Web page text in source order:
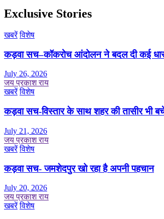
Exclusive Stories
खबरें विशेष
कड़वा सच–कॉकरोच आंदोलन ने बदल दी कई
July 26, 2026
जय प्रकाश राय
खबरें विशेष
कड़वा सच-विस्तार के साथ शहर की तासीर भी
July 21, 2026
जय प्रकाश राय
खबरें विशेष
कड़वा सच- जमशेदपुर खो रहा है अपनी पहचान
July 20, 2026
जय प्रकाश राय
खबरें विशेष